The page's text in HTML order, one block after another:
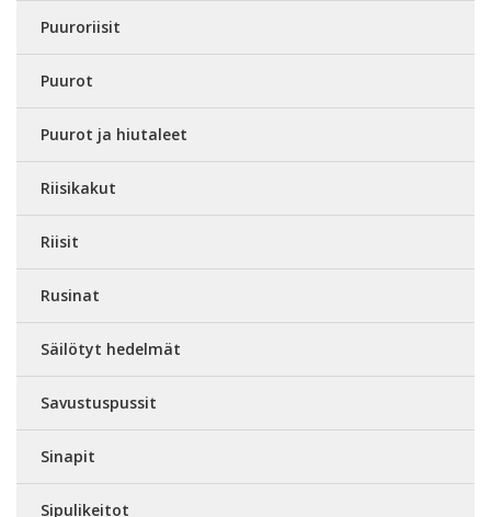
Puuroriisit
Puurot
Puurot ja hiutaleet
Riisikakut
Riisit
Rusinat
Säilötyt hedelmät
Savustuspussit
Sinapit
Sipulikeitot